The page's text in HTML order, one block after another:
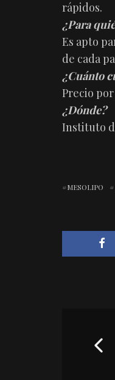
rápidos.
¿Para
Es apto
de cada
¿Cuánto
Precio
¿Dónde?
Instituto
MESOLIPO